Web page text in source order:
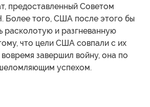
предоставленный Советом
Более того, США после этого бы
расколотую и разгневанную
что цели США совпали с их
завершил войну, она по
успехом.